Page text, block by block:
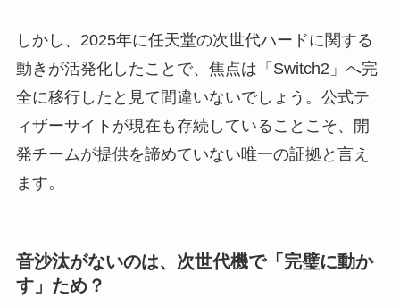
しかし、2025年に任天堂の次世代ハードに関する
動きが活発化したことで、焦点は「Switch2」へ完
全に移行したと見て間違いないでしょう。公式テ
ィザーサイトが現在も存続していることこそ、開
発チームが提供を諦めていない唯一の証拠と言え
ます。
音沙汰がないのは、次世代機で「完璧に動か
す」ため？